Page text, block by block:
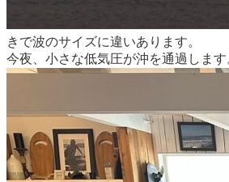
きで波のサイズに違いあります。
今夜、小さな低気圧が沖を通過します